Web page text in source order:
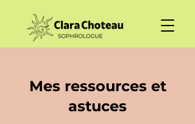
Mes ressources et
astuces